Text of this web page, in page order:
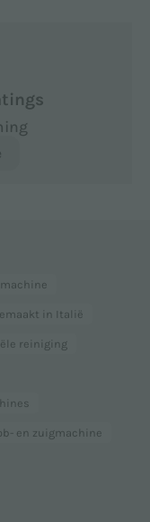
in Italië
reiniging
en zuigmachine